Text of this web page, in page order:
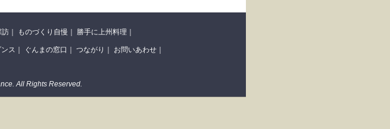
訪 ｜ ものづくり自慢 ｜ 勝手に上州料理 ｜
ス ｜ ぐんまの窓口 ｜ つながり ｜ お問いあわせ｜
All Rights Reserved.